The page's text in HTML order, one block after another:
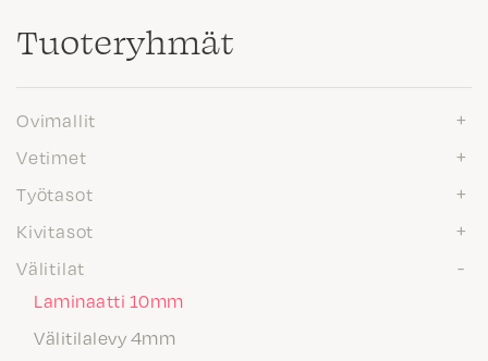
Tuote­ryhmät
Ovimallit
Vetimet
Työtasot
Kivitasot
Välitilat
Laminaatti 10mm
Välitilalevy 4mm